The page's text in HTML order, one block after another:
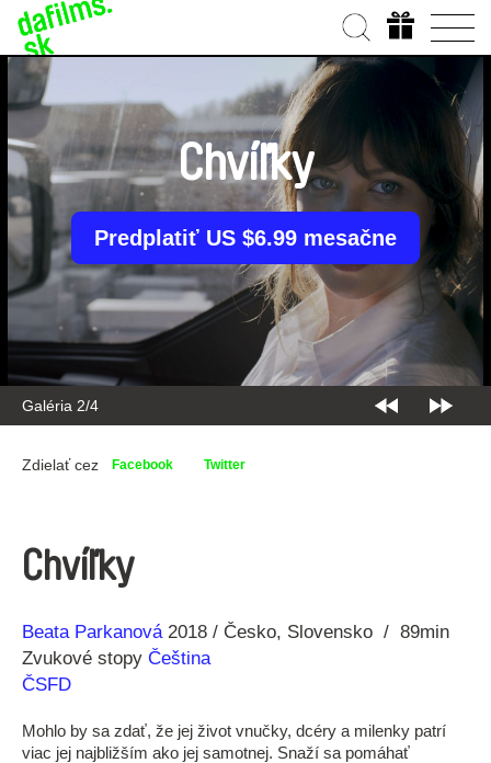
Galéria 2/4
Chvíľky
Predplatiť US $6.99 mesačne
Zdielať cez Facebook Twitter
Chvíľky
Réžia
Beata Parkanová
Rok
výroby
2018 Česko Slovensko
89min
Zvukové stopy Čeština
ČSFD
Mohlo by sa zdať, že jej život vnučky, dcéry a milenky patrí
viac jej najbližším ako jej samotnej. Snaží sa pomáhať